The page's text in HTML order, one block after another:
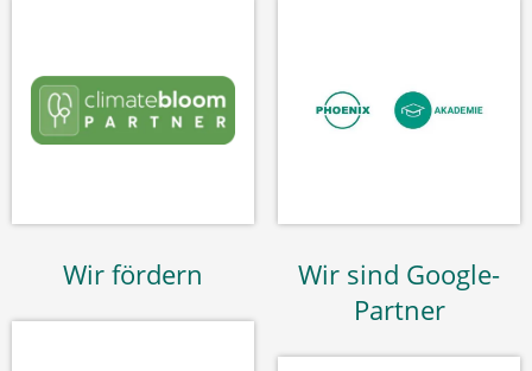
Wir fördern
Wir sind Google-
Partner